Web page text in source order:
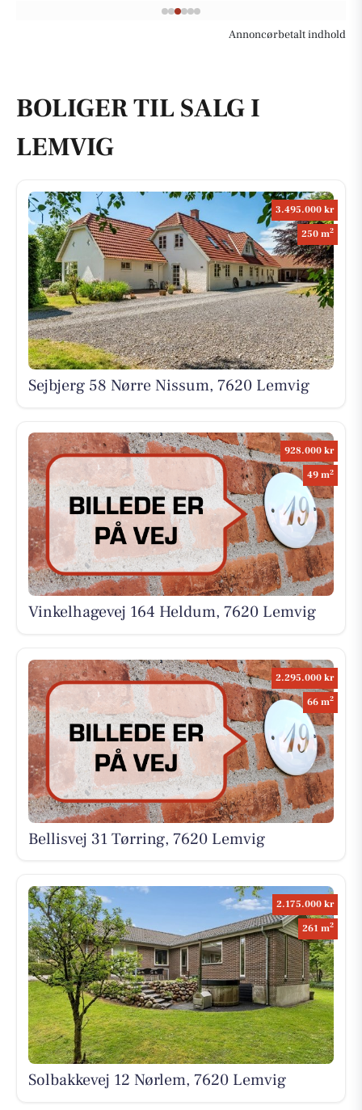
Annoncørbetalt indhold
BOLIGER TIL SALG I
LEMVIG
3.495.000 kr
250 m2
Sejbjerg 58 Nørre Nissum, 7620 Lemvig
928.000 kr
49 m2
Vinkelhagevej 164 Heldum, 7620 Lemvig
2.295.000 kr
66 m2
Bellisvej 31 Tørring, 7620 Lemvig
2.175.000 kr
261 m2
Solbakkevej 12 Nørlem, 7620 Lemvig